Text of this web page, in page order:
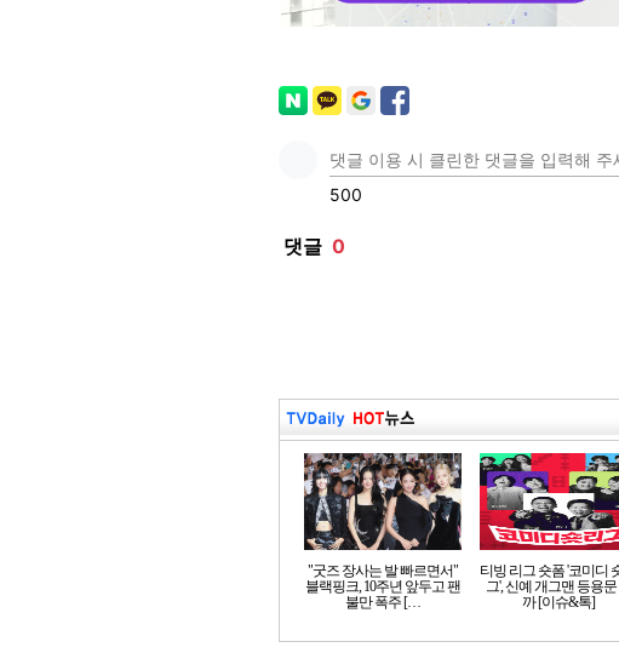
"굿즈 장사는 발 빠르면서"
블랙핑크, 10주년 앞두고 팬
불만 폭주 […
티빙 리그 숏폼 '코미디
그', 신예 개그맨 등용문
까 [이슈&톡]